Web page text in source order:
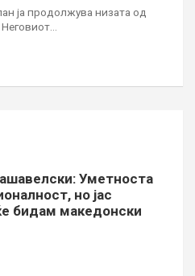
ја продолжува низата од
Уметноста
но јас
бидам македонски